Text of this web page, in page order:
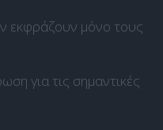
εκφράζουν μόνο τους
για τις σημαντικές